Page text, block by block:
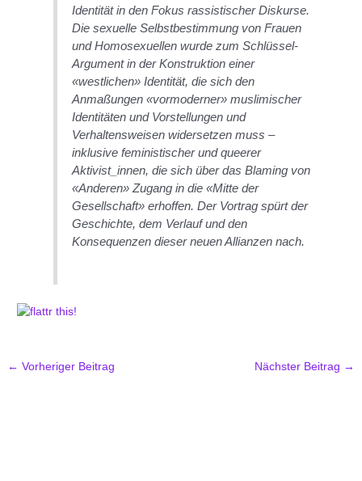
Identität in den Fokus rassistischer Diskurse.
Die sexuelle Selbstbestimmung von Frauen
und Homosexuellen wurde zum Schlüssel-
Argument in der Konstruktion einer
«westlichen» Identität, die sich den
Anmaßungen «vormoderner» muslimischer
Identitäten und Vorstellungen und
Verhaltensweisen widersetzen muss –
inklusive feministischer und queerer
Aktivist_innen, die sich über das Blaming von
«Anderen» Zugang in die «Mitte der
Gesellschaft» erhoffen. Der Vortrag spürt der
Geschichte, dem Verlauf und den
Konsequenzen dieser neuen Allianzen nach.
← Vorheriger Beitrag Nächster Beitrag →